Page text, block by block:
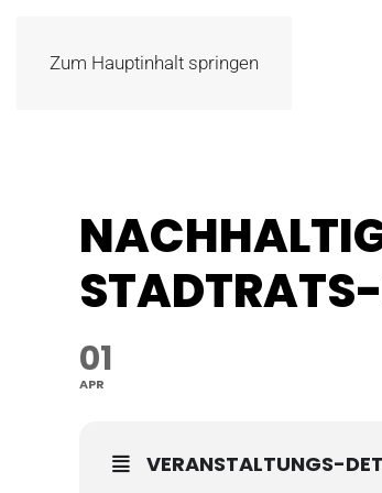
Zum Hauptinhalt springen
01
APR
VERANSTALTUNGS-